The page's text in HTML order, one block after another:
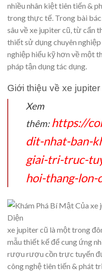
nhiều nhân kiệt tiên tiến &
trong thực tế. Trong bài
sâu về xe jupiter cũ, từ cẩn
thiết sử dụng chuyên nghiệp
nghiệp hiểu kỹ hơn về một
pháp tận dụng tác dụng.
Giới thiệu về xe jupiter
Xem
thêm: https://
dit-nhat-ban-
giai-tri-truc-
hoi-thang-lon-
xe jupiter cũ là một trong
mẫu thiết kế để cung ứng
rượu rượu cồn trực tuyến
công nghệ tiên tiến & phát